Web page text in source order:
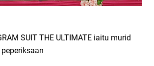
SUIT THE ULTIMATE iaitu murid